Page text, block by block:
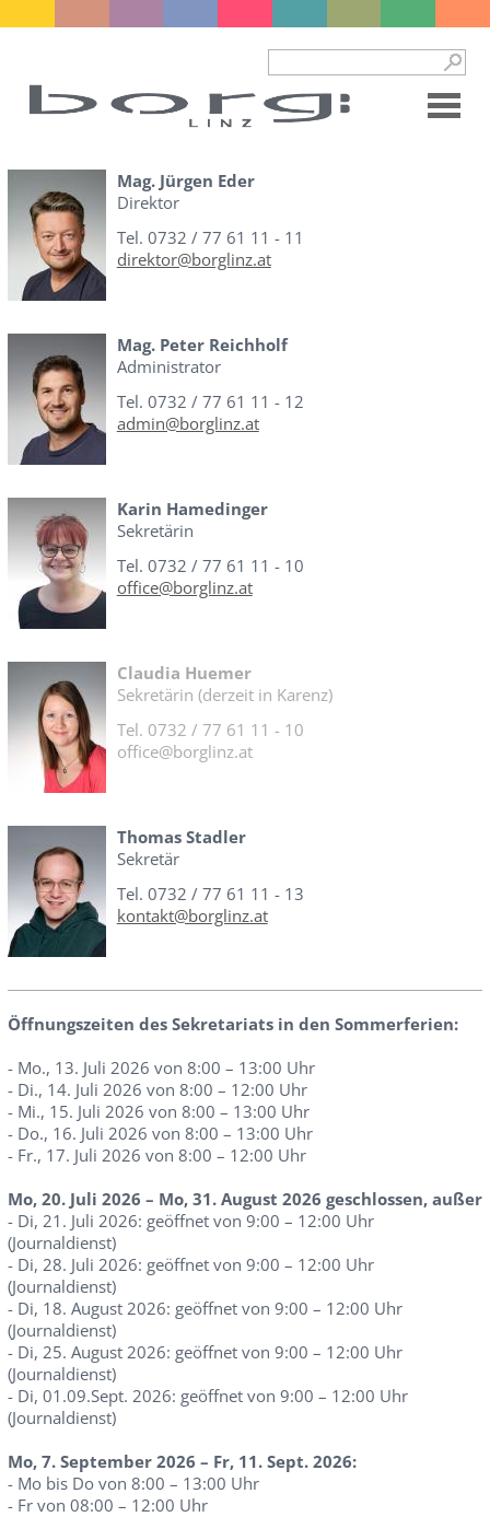
Mag. Jürgen Eder
Direktor
Tel. 0732 / 77 61 11 - 11
direktor@borglinz.at
Mag. Peter Reichholf
Administrator
Tel. 0732 / 77 61 11 - 12
admin@borglinz.at
Karin Hamedinger
Sekretärin
Tel. 0732 / 77 61 11 - 10
office@borglinz.at
Claudia Huemer
Sekretärin (derzeit in Karenz)
Tel. 0732 / 77 61 11 - 10
office@borglinz.at
Thomas Stadler
Sekretär
Tel. 0732 / 77 61 11 - 13
kontakt@borglinz.at
Öffnungszeiten des Sekretariats in den Sommerferien:
- Mo., 13. Juli 2026 von 8:00 – 13:00 Uhr
- Di., 14. Juli 2026 von 8:00 – 12:00 Uhr
- Mi., 15. Juli 2026 von 8:00 – 13:00 Uhr
- Do., 16. Juli 2026 von 8:00 – 13:00 Uhr
- Fr., 17. Juli 2026 von 8:00 – 12:00 Uhr
Mo, 20. Juli 2026 – Mo, 31. August 2026 geschlossen, außer
- Di, 21. Juli 2026: geöffnet von 9:00 – 12:00 Uhr
(Journaldienst)
- Di, 28. Juli 2026: geöffnet von 9:00 – 12:00 Uhr
(Journaldienst)
- Di, 18. August 2026: geöffnet von 9:00 – 12:00 Uhr
(Journaldienst)
- Di, 25. August 2026: geöffnet von 9:00 – 12:00 Uhr
(Journaldienst)
- Di, 01.09.Sept. 2026: geöffnet von 9:00 – 12:00 Uhr
(Journaldienst)
Mo, 7. September 2026 – Fr, 11. Sept. 2026:
- Mo bis Do von 8:00 – 13:00 Uhr
- Fr von 08:00 – 12:00 Uhr